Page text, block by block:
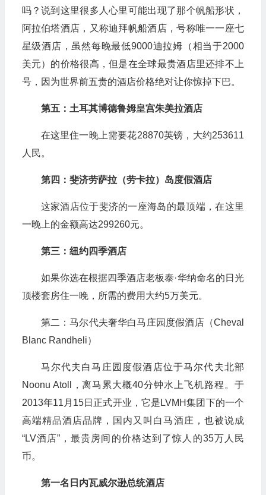
吗？说到这里很多人心里可能出现了那个帆船形状，
阿拉伯塔酒店，又称迪拜帆船酒店，号称唯一一座七
星级酒店，虽然每晚最低9000迪拉姆（相当于2000
美元）的价格很高，但是在全球最贵酒店里还排不上
号，因为世界前五贵的酒店价格绝对让你惊掉下巴。
第五：土耳其博德鲁姆皇宫朱美拉酒店
在这里住一晚上需要花28870英镑，大约253611
人民。
第四：斐济劳萨拉（劳卡拉）岛度假酒店
这家酒店位于斐济的一座海岛的最顶端，在这里
一晚上的金额高达299260元。
第三：纽约四季酒店
如果你选在根据四季酒店老板泰·华纳命名的日光
顶楼套房住一晚，所需的费用大约5万美元。
第二：马尔代夫奢华白马庄园度假酒店（Cheval
Blanc Randheli）
马尔代夫白马庄园度假酒店位于马尔代夫北部
Noonu Atoll，离马累大概40分钟水上飞机路程。于
2013年11月15日正式开业，它是LVMH集团下的一个
高端精品酒店品牌，国内又叫白马酒庄，也被说成
“LV酒店”，最贵房间的价格达到了惊人的35万人民
币。
第一名日内瓦威尔逊总统酒店